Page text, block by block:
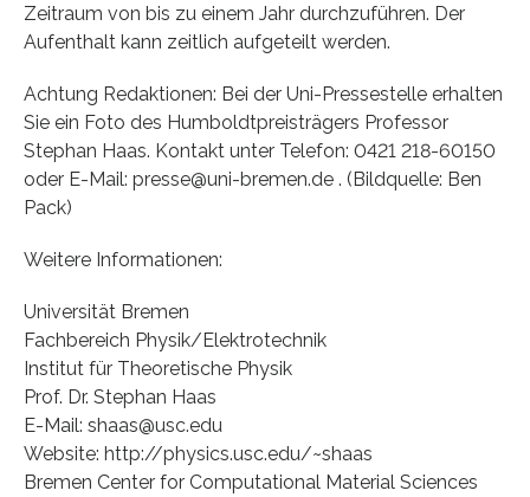
Zeitraum von bis zu einem Jahr durchzuführen. Der
Aufenthalt kann zeitlich aufgeteilt werden.
Achtung Redaktionen: Bei der Uni-Pressestelle erhalten
Sie ein Foto des Humboldtpreisträgers Professor
Stephan Haas. Kontakt unter Telefon: 0421 218-60150
oder E-Mail: presse@uni-bremen.de . (Bildquelle: Ben
Pack)
Weitere Informationen:
Universität Bremen
Fachbereich Physik/Elektrotechnik
Institut für Theoretische Physik
Prof. Dr. Stephan Haas
E-Mail: shaas@usc.edu
Website: http://physics.usc.edu/~shaas
Bremen Center for Computational Material Sciences